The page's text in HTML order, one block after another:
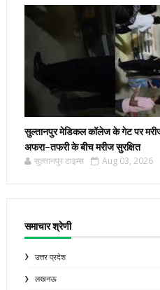
सुल्तानपुर मेडिकल कॉलेज के गेट पर
अफरा-तफरी के बीच मरीज सुरक्षित
सुल्तानपुर टाइम्स Aug 03, 2026
समाचार श्रेणी
उत्तर प्रदेश
लखनऊ